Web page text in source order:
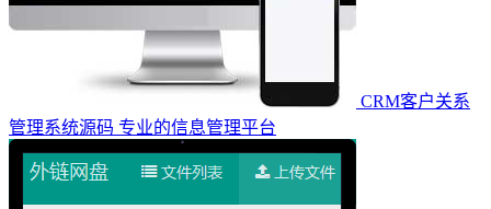
CRM客户关系
管理系统源码 专业的信息管理平台